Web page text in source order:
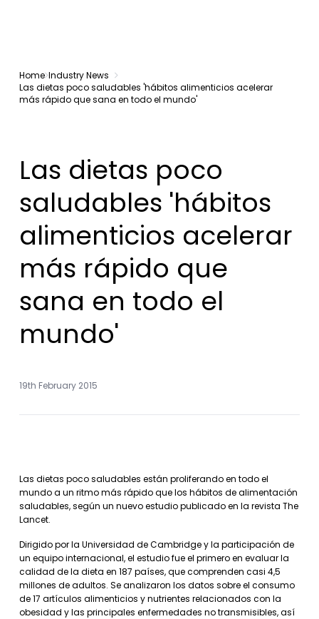
Home Industry News
Las dietas poco saludables 'hábitos alimenticios acelerar
más rápido que sana en todo el mundo'
Las dietas poco
saludables 'hábitos
alimenticios acelerar
más rápido que
sana en todo el
mundo'
19th February 2015
Las dietas poco saludables están proliferando en todo el
mundo a un ritmo más rápido que los hábitos de alimentación
saludables, según un nuevo estudio publicado en la revista The
Lancet.
Dirigido por la Universidad de Cambridge y la participación de
un equipo internacional, el estudio fue el primero en evaluar la
calidad de la dieta en 187 países, que comprenden casi 4,5
millones de adultos. Se analizaron los datos sobre el consumo
de 17 artículos alimenticios y nutrientes relacionados con la
obesidad y las principales enfermedades no transmisibles, así